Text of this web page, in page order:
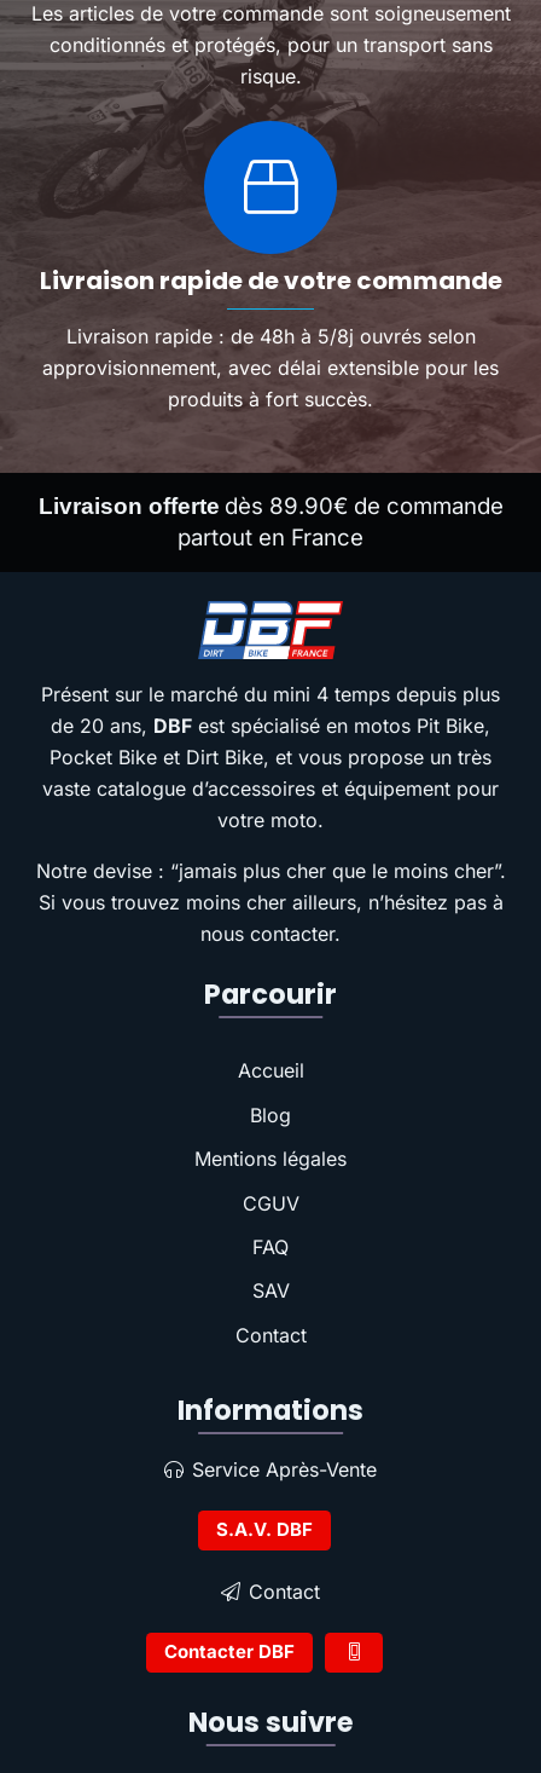
Les articles de votre commande sont soigneusement
conditionnés et protégés, pour un transport sans
risque.
Livraison rapide de votre commande
Livraison rapide : de 48h à 5/8j ouvrés selon
approvisionnement, avec délai extensible pour les
produits à fort succès.
Livraison offerte dès 89.90€ de commande
partout en France
Présent sur le marché du mini 4 temps depuis plus
de 20 ans, DBF est spécialisé en motos Pit Bike,
Pocket Bike et Dirt Bike, et vous propose un très
vaste catalogue d’accessoires et équipement pour
votre moto.
Notre devise : “jamais plus cher que le moins cher”.
Si vous trouvez moins cher ailleurs, n’hésitez pas à
nous contacter.
Parcourir
Accueil
Blog
Mentions légales
CGUV
FAQ
SAV
Contact
Informations
Service Après-Vente
S.A.V. DBF
Contact
Contacter DBF
Nous suivre